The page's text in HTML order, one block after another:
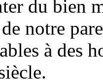
du bien
notre
à des